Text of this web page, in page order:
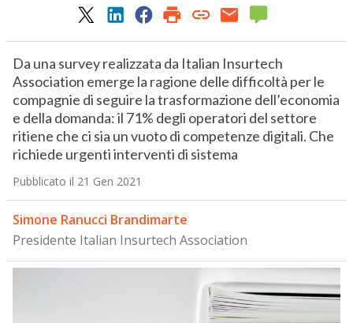
Da una survey realizzata da Italian Insurtech
Association emerge la ragione delle difficoltà per le
compagnie di seguire la trasformazione dell’economia
e della domanda: il 71% degli operatori del settore
ritiene che ci sia un vuoto di competenze digitali. Che
richiede urgenti interventi di sistema
Pubblicato il 21 Gen 2021
Simone Ranucci Brandimarte
Presidente Italian Insurtech Association